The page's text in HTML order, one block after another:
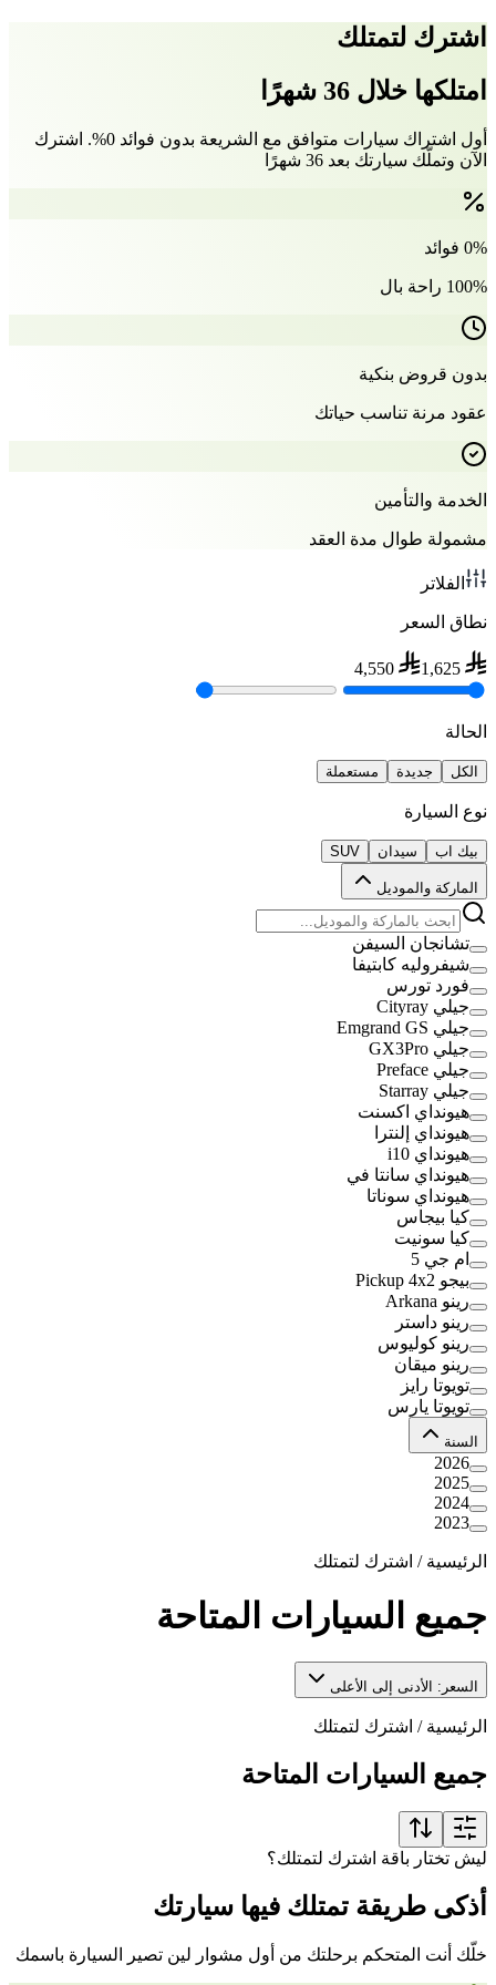
اشترك لتمتلك
امتلكها خلال 36 شهرًا
أول اشتراك سيارات متوافق مع الشريعة بدون فوائد 0%. اشترك
الآن وتملّك سيارتك بعد 36 شهرًا
0% فوائد
100% راحة بال
بدون قروض بنكية
عقود مرنة تناسب حياتك
الخدمة والتأمين
مشمولة طوال مدة العقد
الفلاتر
نطاق السعر
1,625
4,550
الحالة
الكل جديدة مستعملة
نوع السيارة
بيك اب سيدان SUV
الماركة والموديل
تشانجان السيفن
شيفروليه كابتيفا
فورد تورس
جيلي Cityray
جيلي Emgrand GS
جيلي GX3Pro
جيلي Preface
جيلي Starray
هيونداي اكسنت
هيونداي إلنترا
هيونداي i10
هيونداي سانتا في
هيونداي سوناتا
كيا بيجاس
كيا سونيت
ام جي 5
بيجو Pickup 4x2
رينو Arkana
رينو داستر
رينو كوليوس
رينو ميقان
تويوتا رايز
تويوتا يارس
السنة
2026
2025
2024
2023
الرئيسية / اشترك لتمتلك
جميع السيارات المتاحة
السعر: الأدنى إلى الأعلى
الرئيسية / اشترك لتمتلك
جميع السيارات المتاحة
ليش تختار باقة اشترك لتمتلك؟
أذكى طريقة تمتلك فيها سيارتك
خلّك أنت المتحكم برحلتك من أول مشوار لين تصير السيارة باسمك